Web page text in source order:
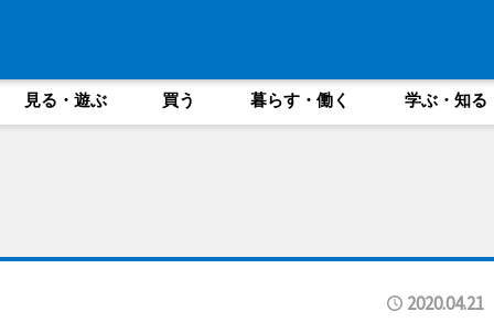
見る・遊ぶ 買う 暮らす・働く 学ぶ・知る
2020.04.21